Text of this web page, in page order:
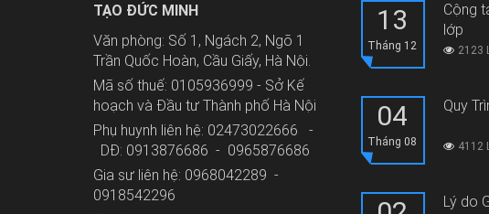
TẠO ĐỨC MINH
Văn phòng: Số 1, Ngách 2, Ngõ 1
Trần Quốc Hoàn, Cầu Giấy, Hà Nội.
Mã số thuế: 0105936999 - Sở Kế
hoạch và Đầu tư Thành phố Hà Nội
Phụ huynh liên hệ: 02473022666 -
DĐ: 0913876686 - 0965876686
Gia sư liên hệ: 0968042289 -
0918542296
13
Tháng 12
Cộng
lớp
2123
04
Tháng 08
Quy
4112
Lý do